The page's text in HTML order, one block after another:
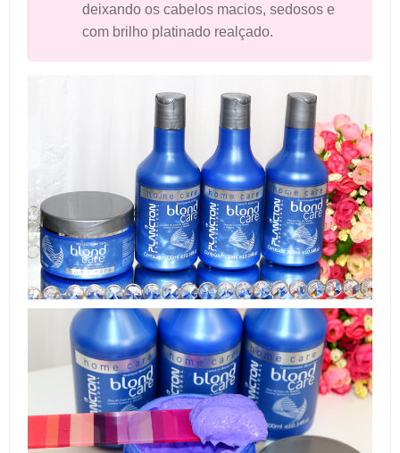
deixando os cabelos macios, sedosos e
com brilho platinado realçado.